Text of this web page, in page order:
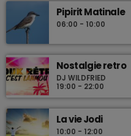
Pipirit Matinale
06:00 - 10:00
Nostalgie retro
DJ WILDFRIED
19:00 - 22:00
La vie Jodi
10:00 - 12:00